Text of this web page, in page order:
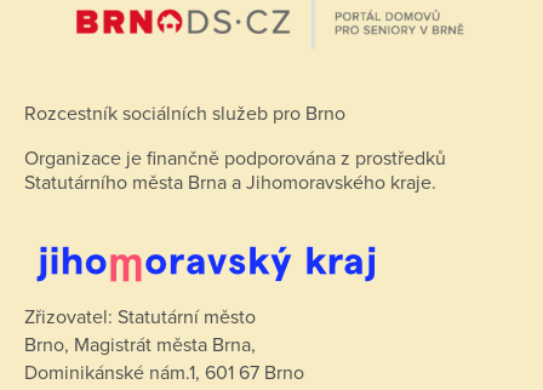
Rozcestník sociálních služeb pro Brno
Organizace je finančně podporována z prostředků
Statutárního města Brna a Jihomoravského kraje.
Zřizovatel: Statutární město
Brno, Magistrát města Brna,
Dominikánské nám.1, 601 67 Brno